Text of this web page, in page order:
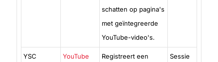
schatten op pagina's
met geïntegreerde
YouTube-video's.
YSC YouTube
Registreert een
Sessie